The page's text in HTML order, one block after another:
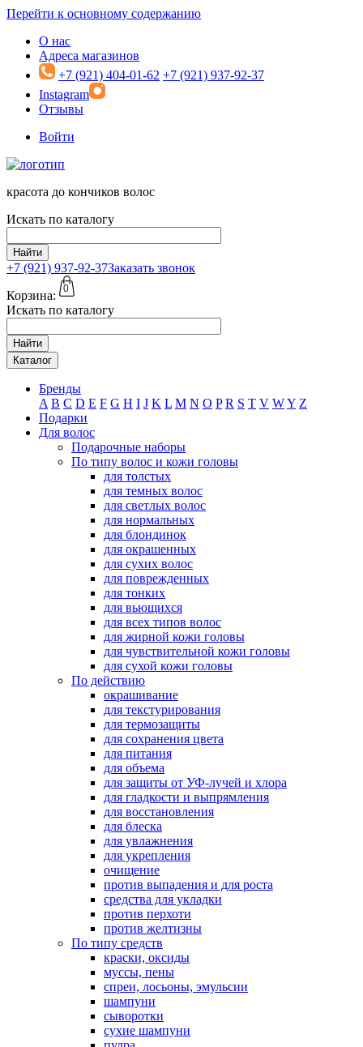
Перейти к основному содержанию
О нас
Адреса магазинов
+7 (921) 404-01-62 +7 (921) 937-92-37
Instagram
Отзывы
Войти
красота до кончиков волос
Искать по каталогу
Найти
+7 (921) 937-92-37Заказать звонок
Корзина:
0
Искать по каталогу
Найти
Каталог
Бренды
A B C D E F G H I J K L M N O P R S T V WY Z
Подарки
Для волос
Подарочные наборы
По типу волос и кожи головы
для толстых
для темных волос
для светлых волос
для нормальных
для блондинок
для окрашенных
для сухих волос
для поврежденных
для тонких
для вьющихся
для всех типов волос
для жирной кожи головы
для чувствительной кожи головы
для сухой кожи головы
По действию
окрашивание
для текстурирования
для термозащиты
для сохранения цвета
для питания
для объема
для защиты от УФ-лучей и хлора
для гладкости и выпрямления
для восстановления
для блеска
для увлажнения
для укрепления
очищение
против выпадения и для роста
средства для укладки
против перхоти
против желтизны
По типу средств
краски, оксиды
муссы, пены
спреи, лосьоны, эмульсии
шампуни
сыворотки
сухие шампуни